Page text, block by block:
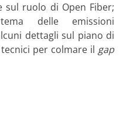
sul ruolo di Open Fiber;
delle emissioni
dettagli sul piano di
per colmare il gap